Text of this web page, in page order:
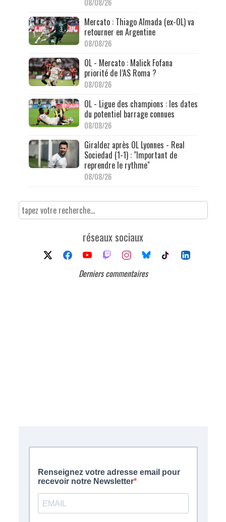
Mercato : Thiago Almada (ex-OL) va
retourner en Argentine
08/08/26
OL - Mercato : Malick Fofana
priorité de l’AS Roma ?
08/08/26
OL - Ligue des champions : les dates
du potentiel barrage connues
08/08/26
Giraldez après OL Lyonnes - Real
Sociedad (1-1) : "Important de
reprendre le rythme"
08/08/26
réseaux sociaux
Derniers commentaires